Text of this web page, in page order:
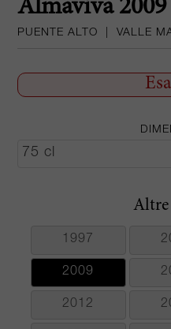
Almaviva 2009
PUENTE ALTO VALLE
Altre
1997
2009
2012